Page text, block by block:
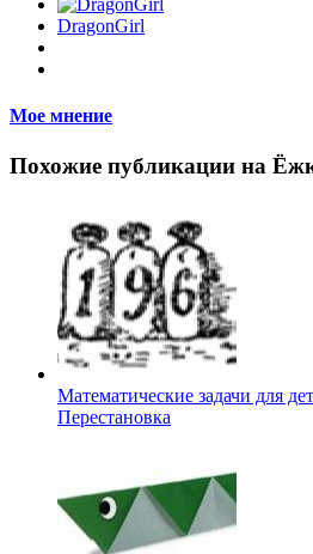
DragonGirl
Мое мнение
Похожие публикации на
Математические задачи для
Перестановка